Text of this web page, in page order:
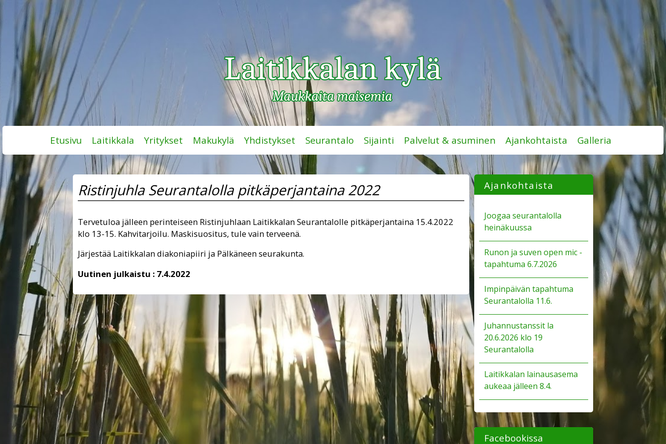
to
content
Etusivu Laitikkala Yritykset Makukylä Yhdistykset Seurantalo Sijainti Palvelut & asuminen Ajankohtaista Galleria
Ristinjuhla Seurantalolla pitkäperjantaina 2022
Tervetuloa jälleen perinteiseen Ristinjuhlaan Laitikkalan Seurantalolle pitkäperjantaina 15.4.2022
klo 13-15. Kahvitarjoilu. Maskisuositus, tule vain terveenä.
Järjestää Laitikkalan diakoniapiiri ja Pälkäneen seurakunta.
Uutinen julkaistu : 7.4.2022
Ajankohtaista
Joogaa seurantalolla
heinäkuussa
Runon ja suven open mic -
tapahtuma 6.7.2026
Impinpäivän tapahtuma
Seurantalolla 11.6.
Juhannustanssit la
20.6.2026 klo 19
Seurantalolla
Laitikkalan lainausasema
aukeaa jälleen 8.4.
Facebookissa